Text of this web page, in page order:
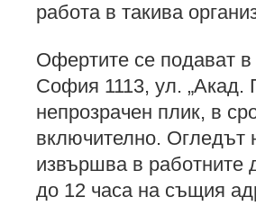
работа в такива
Офертите се подават
София 1113, ул. „Акад.
непрозрачен плик, в
включително.
извършва в работните
до 12 часа на същия